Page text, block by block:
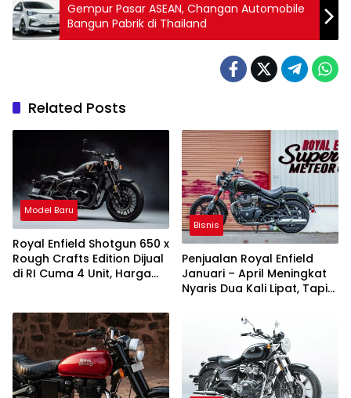
Gempur Pasar ASEAN, Changan Automobile
Bangun Pabrik di Thailand
Related Posts
Model Baru
Royal Enfield Shotgun 650 x
Rough Crafts Edition Dijual
di RI Cuma 4 Unit, Harga
Bisnis
Penjualan Royal Enfield
Januari – April Meningkat
Nyaris Dua Kali Lipat, Tapi